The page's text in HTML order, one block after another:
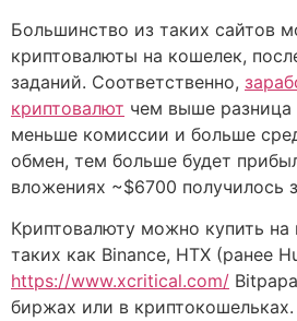
Большинство из таких сайтов
криптовалюты на кошелек,
заданий. Соответственно,
криптовалют чем выше
меньше комиссии и больше
обмен, тем больше будет
вложениях ~$6700 получилось
Криптовалюту можно купить на
таких как Binance, HTX (ранее
https://www.xcritical.com/
биржах или в